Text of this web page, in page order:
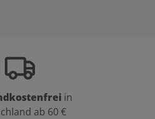
in
ab 60 €